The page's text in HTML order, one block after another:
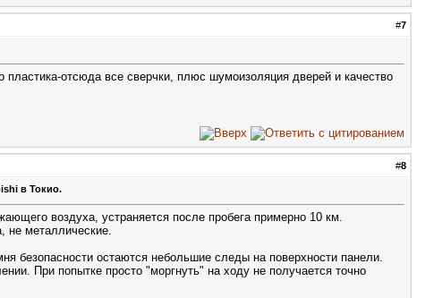
#7
отсюда все сверчки, плюс шумоизоляция дверей и качество
#8
в Токио.
воздуха, устраняется после пробега примерно 10 км.
не металлические.
безопасности остаются небольшие следы на поверхности панели.
При попытке просто "моргнуть" на ходу не получается точно